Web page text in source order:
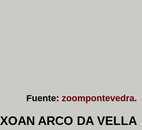
Fuente: zoompontevedra.
XOAN ARCO DA VELLA